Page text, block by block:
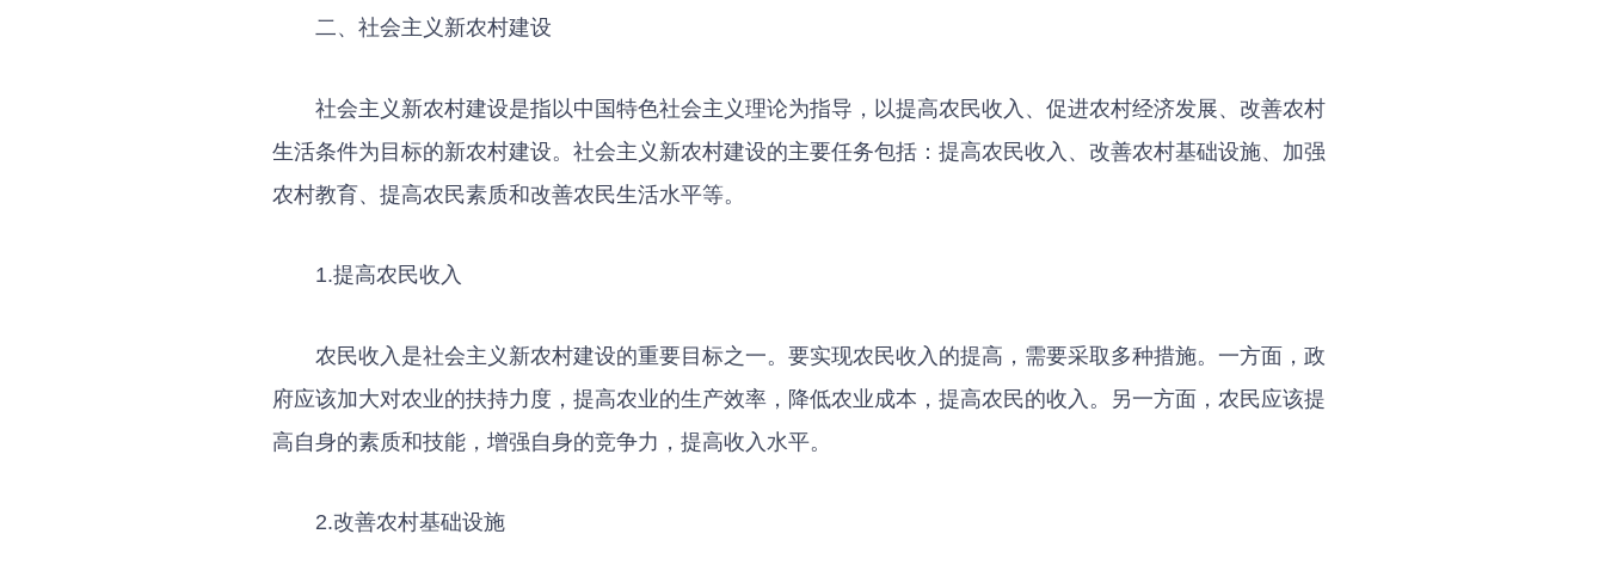
二、社会主义新农村建设
社会主义新农村建设是指以中国特色社会主义理论为指导，以提高农民收入、促进农村经济发展、改善农村
生活条件为目标的新农村建设。社会主义新农村建设的主要任务包括：提高农民收入、改善农村基础设施、加强
农村教育、提高农民素质和改善农民生活水平等。
1.提高农民收入
农民收入是社会主义新农村建设的重要目标之一。要实现农民收入的提高，需要采取多种措施。一方面，政
府应该加大对农业的扶持力度，提高农业的生产效率，降低农业成本，提高农民的收入。另一方面，农民应该提
高自身的素质和技能，增强自身的竞争力，提高收入水平。
2.改善农村基础设施